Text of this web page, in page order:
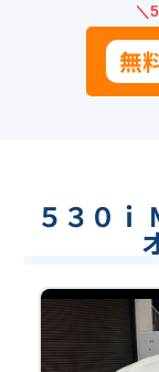
＼
無
５３０ｉ